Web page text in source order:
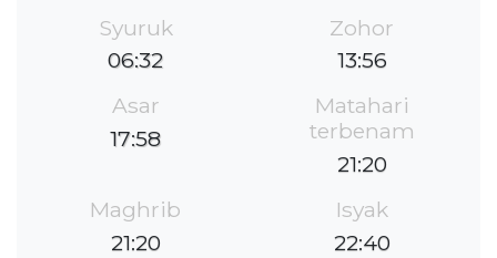
Syuruk
06:32
Zohor
13:56
Asar
17:58
Matahari
terbenam
21:20
Maghrib
21:20
Isyak
22:40